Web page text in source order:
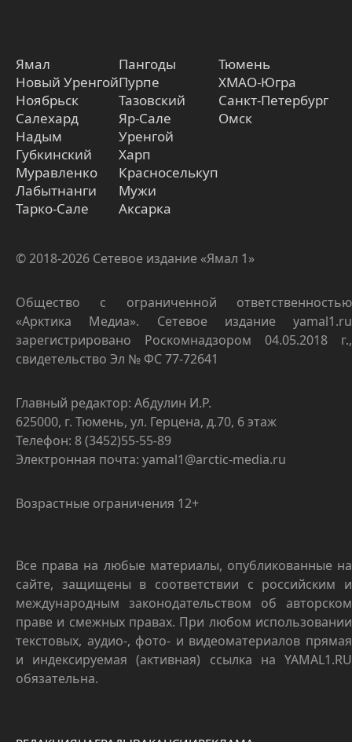
Ямал
Новый Уренгой
Ноябрьск
Салехард
Надым
Губкинский
Муравленко
Лабытнанги
Тарко-Сале
Пангоды
Пурпе
Тазовский
Яр-Сале
Уренгой
Харп
Красноселькуп
Мужи
Аксарка
Тюмень
ХМАО-Югра
Санкт-Петербург
Омск
© 2018-2026 Сетевое издание «Ямал 1»
Общество с ограниченной ответственностью
«Арктика Медиа». Сетевое издание yamal1.ru
зарегистрировано Роскомнадзором 04.05.2018 г.,
свидетельство Эл № ФС 77-72641
Главный редактор: Абдулин И.Р.
625000, г. Тюмень, ул. Герцена, д.70, 6 этаж
Телефон: 8 (3452)55-55-89
Электронная почта: yamal1@arctic-media.ru
Возрастные ограничения 12+
Все права на любые материалы, опубликованные на
сайте, защищены в соответствии с российским и
международным законодательством об авторском
праве и смежных правах. При любом использовании
текстовых, аудио-, фото- и видеоматериалов прямая
и индексируемая (активная) ссылка на YAMAL1.RU
обязательна.